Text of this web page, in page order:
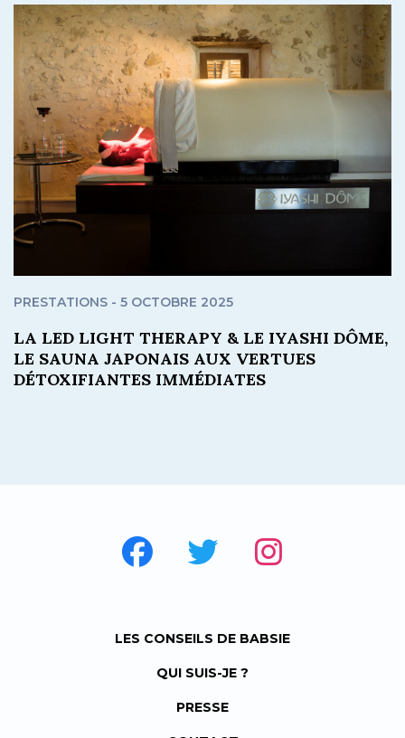
PRESTATIONS - 5 OCTOBRE 2025
LA LED LIGHT THERAPY & LE IYASHI DÔME,
LE SAUNA JAPONAIS AUX VERTUES
DÉTOXIFIANTES IMMÉDIATES
LES CONSEILS DE BABSIE
QUI SUIS-JE ?
PRESSE